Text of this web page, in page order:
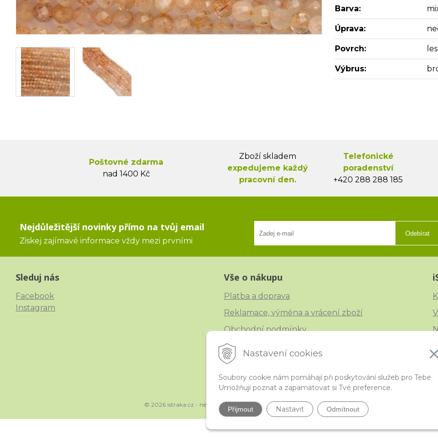
Nastavení cookies
Soubory cookie nám pomáhají při poskytování služeb pro Tebe.
Umožňují poznat a zapamatovat si Tvé preference.
Přijmout Nastavit Odmítnout
Barva:
Úprava:
Povrch:
Výbrus:
Poštovné zdarma
nad 1400 Kč
Zboží skladem
expedujeme každý
pracovní den.
Telefonické
poradenství
+420 288 288 185
Nejdůležitější novinky přímo na tvůj email
Ziskej zajímavé informace vždy mezi prvními
Odebírat
Sleduj nás
Facebook
Instagram
Vše o nákupu
Platba a doprava
Reklamace, výměna a vrácení zboží
Obchodní podmínky
Ochrana osobních údajů
© 2026 istraka.cz - nejtřpytivější korálky a polodrahokamy široko daleko • NextShop